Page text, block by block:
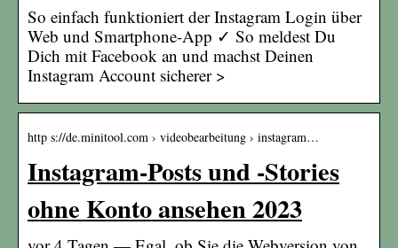
So einfach funktioniert der Instagram Login über
Web und Smartphone-App ✓ So meldest Du
Dich mit Facebook an und machst Deinen
Instagram Account sicherer >
http s://de.minitool.com › videobearbeitung › instagram…
Instagram-Posts und -Stories
ohne Konto ansehen 2023